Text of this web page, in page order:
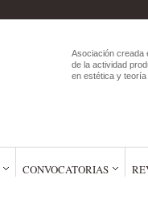
Asociación creada
de la actividad
en estética y teoría
CONVOCATORIAS